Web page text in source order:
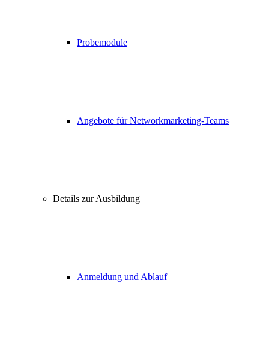
Probemodule
Angebote für Networkmarketing-Teams
Details zur Ausbildung
Anmeldung und Ablauf